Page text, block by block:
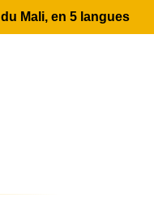
Mali, en 5 langues